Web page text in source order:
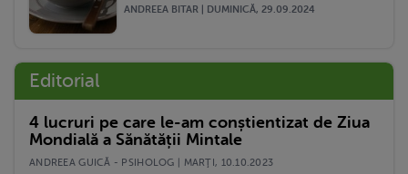
ANDREEA BITAR | DUMINICĂ, 29.09.2024
Editorial
4 lucruri pe care le-am conștientizat de Ziua
Mondială a Sănătății Mintale
ANDREEA GUICĂ - PSIHOLOG | MARŢI, 10.10.2023